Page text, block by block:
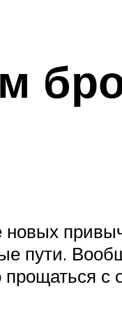
пути.
прощаться